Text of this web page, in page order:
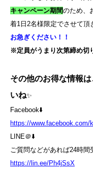
キャンペーン期間のため、
着1 日 2名様限定でさせて頂
お急ぎください！！
※定員がうまり次第締め切
その他のお得な情報
いね✨
Facebook⬇️
https://www.facebook.com/
LINE＠⬇️
ご質問などがあれば24時間
https://lin.ee/Ph4jSsX